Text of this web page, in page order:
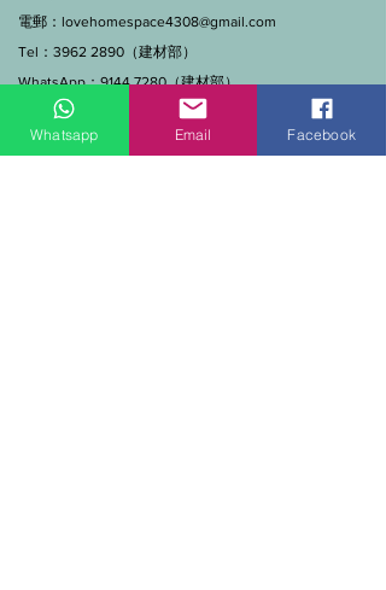
電郵： lovehomespace4308@gmail.com
Tel：3962 2890（建材部）
WhatsApp：9144 7280（建材部）
門市營業時間：早上11點到7點(星期一門市休息)
線上及電話查詢：9:00-18:00（假日照常）。
Whatsapp Email Facebook